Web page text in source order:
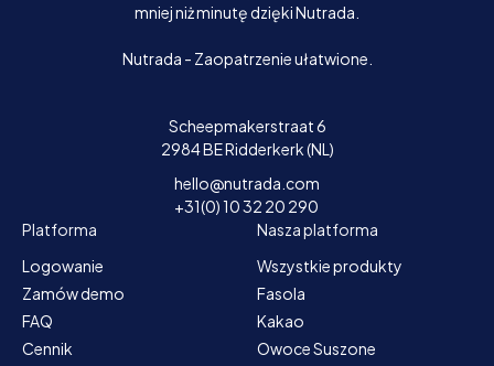
mniej niż minutę dzięki Nutrada.
Nutrada - Zaopatrzenie ułatwione.
Scheepmakerstraat 6
2984 BE Ridderkerk (NL)
hello@nutrada.com
+31(0) 10 32 20 290
Platforma
Logowanie
Zamów demo
FAQ
Cennik
Nasza platforma
Wszystkie produkty
Fasola
Kakao
Owoce Suszone